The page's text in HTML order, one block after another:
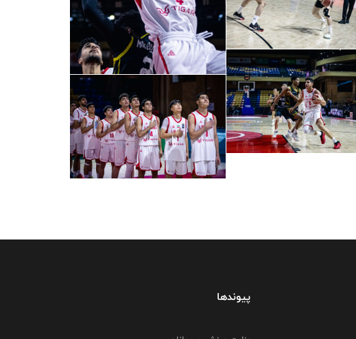
پیوندها